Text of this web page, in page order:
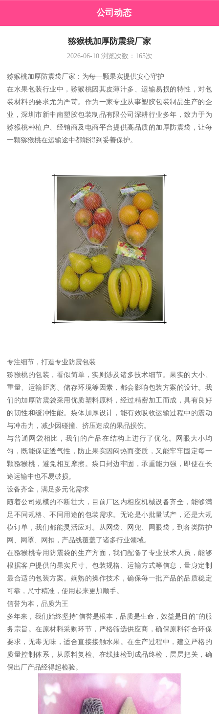
公司动态
猕猴桃加厚防震袋厂家
2026-06-10浏览次数： 165次
猕猴桃加厚防震袋厂家：为每一颗果实提供安心守护
在水果包装行业中，猕猴桃因其皮薄汁多、运输易损的特性，对包
装材料的要求尤为严苛。作为一家专业从事塑胶包装制品生产的企
业，深圳市新中南塑胶包装制品有限公司深耕行业多年，致力于为
猕猴桃种植户、经销商及电商平台提供高品质的加厚防震袋，让每
一颗猕猴桃在运输途中都能得到妥善保护。
专注细节，打造专业防震包装
猕猴桃的包装，看似简单，实则涉及诸多技术细节。果实的大小、
重量、运输距离、储存环境等因素，都会影响包装方案的设计。我
们的加厚防震袋采用优质塑料原料，经过精密加工而成，具有良好
的韧性和缓冲性能。袋体加厚设计，能有效吸收运输过程中的震动
与冲击力，减少因碰撞、挤压造成的果品损伤。
与普通网袋相比，我们的产品在结构上进行了优化。网眼大小均
匀，既能保证透气性，防止果实因闷热而变质，又能牢牢固定每一
颗猕猴桃，避免相互摩擦。袋口封边牢固，承重能力强，即使在长
途运输中也不易破损。
设备齐全，满足多元化需求
随着公司规模的不断壮大，目前厂区内相应机械设备齐全，能够满
足不同规格、不同用途的包装需求。无论是小批量试产，还是大规
模订单，我们都能灵活应对。从网袋、网兜、网眼袋，到各类防护
网、网罩、网扣，产品线覆盖了诸多行业领域。
在猕猴桃专用防震袋的生产方面，我们配备了专业技术人员，能够
根据客户提供的果实尺寸、包装规格、运输方式等信息，量身定制
最合适的包装方案。娴熟的操作技术，确保每一批产品的品质稳定
可靠，尺寸精准，使用起来更加顺手。
信誉为本，品质为王
多年来，我们始终坚持“信誉是根本，品质是生命，效益是目的”的服
务宗旨。在原材料采购环节，严格筛选供应商，确保原料符合环保
要求，无毒无味，适合直接接触水果。在生产过程中，建立严格的
质量控制体系，从原料复检、在线抽检到成品终检，层层把关，确
保出厂产品经得起检验。